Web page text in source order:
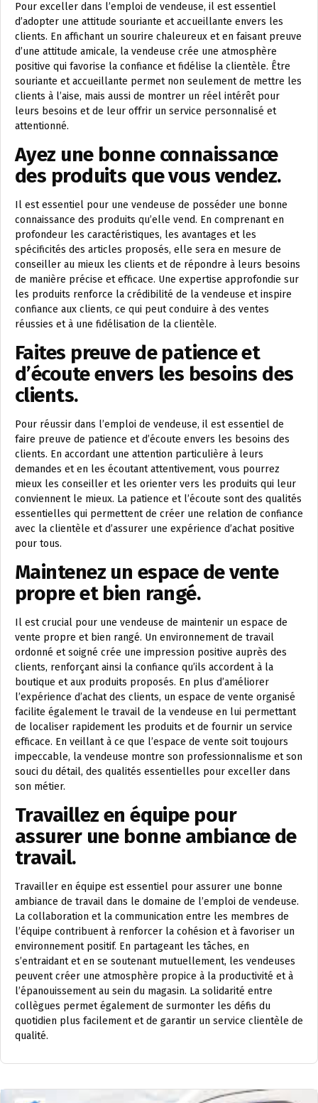
Pour exceller dans l’emploi de vendeuse, il est essentiel
d’adopter une attitude souriante et accueillante envers les
clients. En affichant un sourire chaleureux et en faisant preuve
d’une attitude amicale, la vendeuse crée une atmosphère
positive qui favorise la confiance et fidélise la clientèle. Être
souriante et accueillante permet non seulement de mettre les
clients à l’aise, mais aussi de montrer un réel intérêt pour
leurs besoins et de leur offrir un service personnalisé et
attentionné.
Ayez une bonne connaissance
des produits que vous vendez.
Il est essentiel pour une vendeuse de posséder une bonne
connaissance des produits qu’elle vend. En comprenant en
profondeur les caractéristiques, les avantages et les
spécificités des articles proposés, elle sera en mesure de
conseiller au mieux les clients et de répondre à leurs besoins
de manière précise et efficace. Une expertise approfondie sur
les produits renforce la crédibilité de la vendeuse et inspire
confiance aux clients, ce qui peut conduire à des ventes
réussies et à une fidélisation de la clientèle.
Faites preuve de patience et
d’écoute envers les besoins des
clients.
Pour réussir dans l’emploi de vendeuse, il est essentiel de
faire preuve de patience et d’écoute envers les besoins des
clients. En accordant une attention particulière à leurs
demandes et en les écoutant attentivement, vous pourrez
mieux les conseiller et les orienter vers les produits qui leur
conviennent le mieux. La patience et l’écoute sont des qualités
essentielles qui permettent de créer une relation de confiance
avec la clientèle et d’assurer une expérience d’achat positive
pour tous.
Maintenez un espace de vente
propre et bien rangé.
Il est crucial pour une vendeuse de maintenir un espace de
vente propre et bien rangé. Un environnement de travail
ordonné et soigné crée une impression positive auprès des
clients, renforçant ainsi la confiance qu’ils accordent à la
boutique et aux produits proposés. En plus d’améliorer
l’expérience d’achat des clients, un espace de vente organisé
facilite également le travail de la vendeuse en lui permettant
de localiser rapidement les produits et de fournir un service
efficace. En veillant à ce que l’espace de vente soit toujours
impeccable, la vendeuse montre son professionnalisme et son
souci du détail, des qualités essentielles pour exceller dans
son métier.
Travaillez en équipe pour
assurer une bonne ambiance de
travail.
Travailler en équipe est essentiel pour assurer une bonne
ambiance de travail dans le domaine de l’emploi de vendeuse.
La collaboration et la communication entre les membres de
l’équipe contribuent à renforcer la cohésion et à favoriser un
environnement positif. En partageant les tâches, en
s’entraidant et en se soutenant mutuellement, les vendeuses
peuvent créer une atmosphère propice à la productivité et à
l’épanouissement au sein du magasin. La solidarité entre
collègues permet également de surmonter les défis du
quotidien plus facilement et de garantir un service clientèle de
qualité.